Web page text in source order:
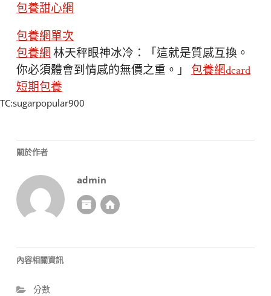
包養甜心網
包養網單次
包養網林天秤眼神冰冷：「這就是質感互換。
你必須體會到情感的無價之重。」包養網dcard
短期包養
TC:sugarpopular900
關於作者
admin
內容相關資訊
分數